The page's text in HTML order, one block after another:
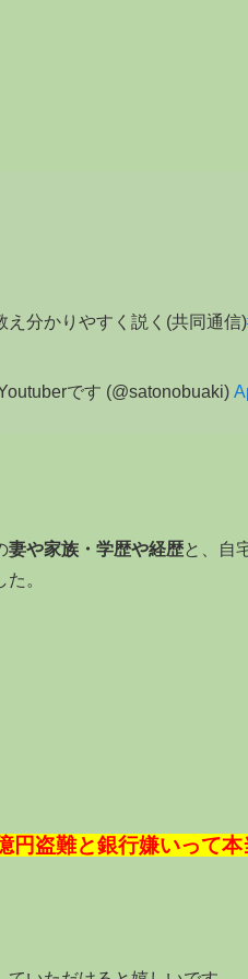
分かりやすく説く(共同通信)
です (@satonobuaki)
妻や家族・学歴や経歴と、自
。
円盗難と銀行嫌いって本